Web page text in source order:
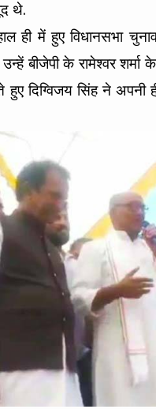
थे.
ही में हुए विधानसभा
बीजेपी के रामेश्वर
दिग्विजय सिंह ने अपनी ही